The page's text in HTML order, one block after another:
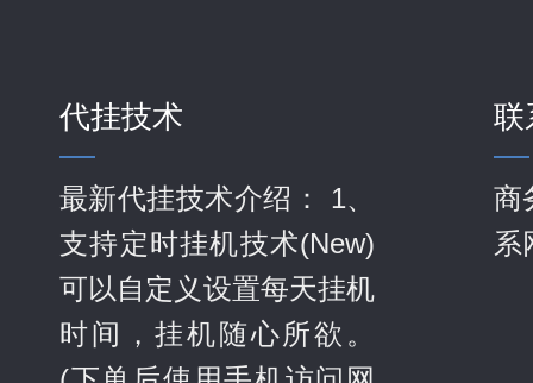
代挂技术
最新代挂技术介绍： 1、
支持定时挂机技术(New)
可以自定义设置每天挂机
时间，挂机随心所欲。
联
商
系